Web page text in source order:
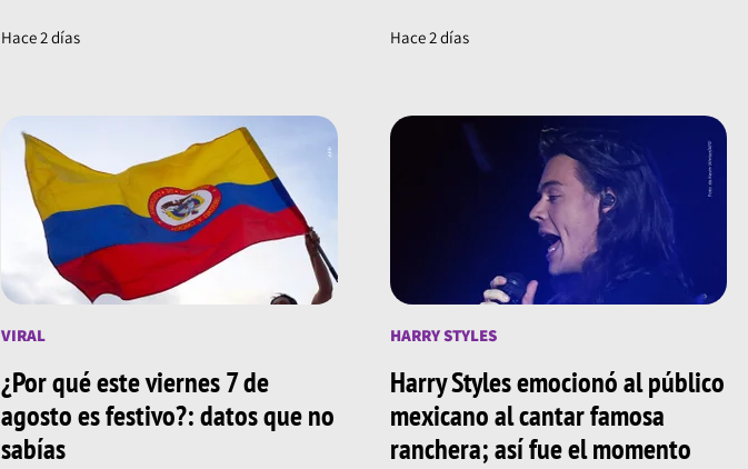
Hace 2 días Hace 2 días
VIRAL
¿Por qué este viernes 7 de
agosto es festivo?: datos que no
sabías
HARRY STYLES
Harry Styles emocionó al público
mexicano al cantar famosa
ranchera; así fue el momento